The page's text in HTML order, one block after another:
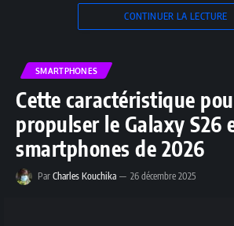
CONTINUER LA LECTURE
SMARTPHONES
Cette caractéristique
propulser le Galaxy S26
smartphones de 2026
Par Charles Kouchika 26 décembre 2025